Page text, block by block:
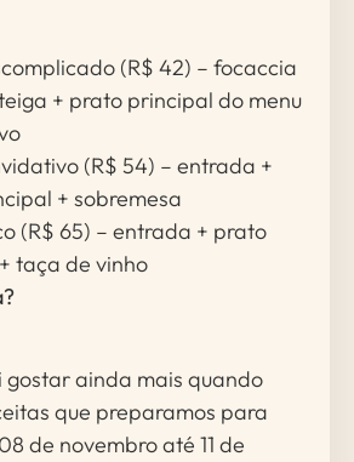
(R$ 42) – focaccia
+ prato principal do menu
(R$ 54) – entrada +
+ sobremesa
(R$ 65) – entrada + prato
taça de vinho
gostar ainda mais quando
que preparamos para
de novembro até 11 de